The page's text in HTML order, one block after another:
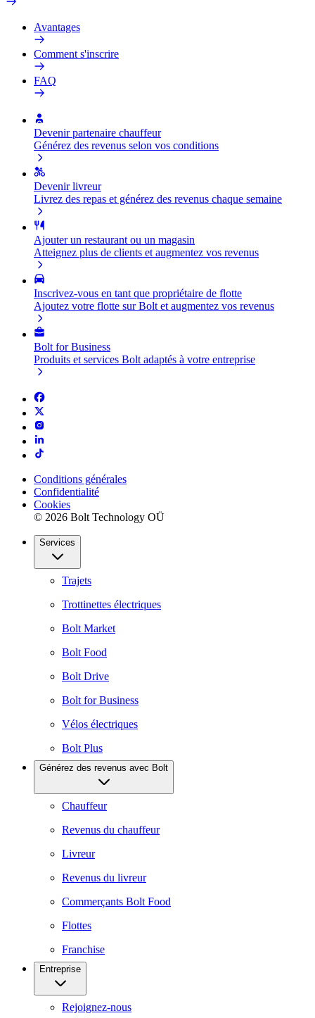
Avantages
Comment s'inscrire
FAQ
Devenir partenaire chauffeur
Générez des revenus selon vos conditions
Devenir livreur
Livrez des repas et générez des revenus chaque semaine
Ajouter un restaurant ou un magasin
Atteignez plus de clients et augmentez vos revenus
Inscrivez-vous en tant que propriétaire de flotte
Ajoutez votre flotte sur Bolt et augmentez vos revenus
Bolt for Business
Produits et services Bolt adaptés à votre entreprise
Conditions générales
Confidentialité
Cookies
© 2026 Bolt Technology OÜ
Services
Trajets
Trottinettes électriques
Bolt Market
Bolt Food
Bolt Drive
Bolt for Business
Vélos électriques
Bolt Plus
Générez des revenus avec Bolt
Chauffeur
Revenus du chauffeur
Livreur
Revenus du livreur
Commerçants Bolt Food
Flottes
Franchise
Entreprise
Rejoignez-nous